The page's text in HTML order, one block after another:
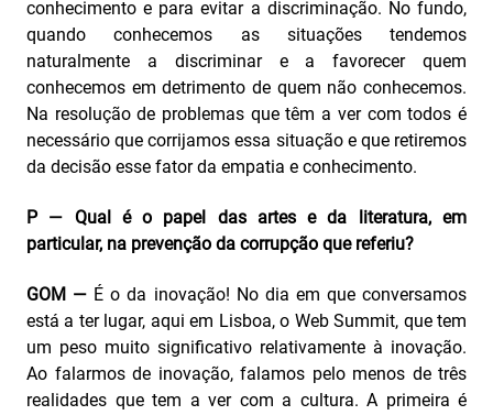
conhecimento e para evitar a discriminação. No fundo,
quando conhecemos as situações tendemos
naturalmente a discriminar e a favorecer quem
conhecemos em detrimento de quem não conhecemos.
Na resolução de problemas que têm a ver com todos é
necessário que corrijamos essa situação e que retiremos
da decisão esse fator da empatia e conhecimento.
P — Qual é o papel das artes e da literatura, em
particular, na prevenção da corrupção que referiu?
GOM — É o da inovação! No dia em que conversamos
está a ter lugar, aqui em Lisboa, o Web Summit, que tem
um peso muito significativo relativamente à inovação.
Ao falarmos de inovação, falamos pelo menos de três
realidades que tem a ver com a cultura. A primeira é